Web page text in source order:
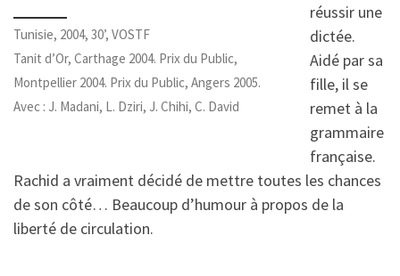
Tunisie, 2004, 30’, VOSTF
Tanit d’Or, Carthage 2004. Prix du Public,
Montpellier 2004. Prix du Public, Angers 2005.
Avec : J. Madani, L. Dziri, J. Chihi, C. David
réussir une
dictée.
Aidé par sa
fille, il se
remet à la
grammaire
française.
Rachid a vraiment décidé de mettre toutes les chances
de son côté… Beaucoup d’humour à propos de la
liberté de circulation.